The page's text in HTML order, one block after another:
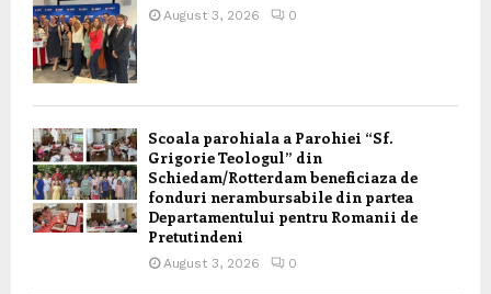
August 3, 2026 0
Scoala parohiala a Parohiei “Sf.
Grigorie Teologul” din
Schiedam/Rotterdam beneficiaza de
fonduri nerambursabile din partea
Departamentului pentru Romanii de
Pretutindeni
August 3, 2026 0